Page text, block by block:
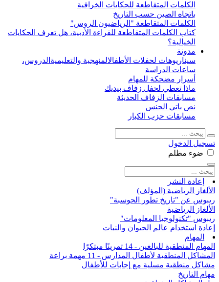
الكلمات المتقاطعة للحكايات الخرافية
باتجاه الصين حسب التاريخ
الكلمات المتقاطعة "الرياضيون الروس"
كتاب الكلمات المتقاطعة للقراءة الأدبية، هل تعرف الحكايات
الخيالية؟
مدونة
سيناريوهات لحفلات الأطفالالمنهجية والتعليمية الدروس،
ساعات الدراسة
أسرار مضحكة للمهام
ماذا تعطي لحفل زفاف بيديك
مسابقات الزفاف الحديثة
نص باتي الجنس
مسابقات حزب الكبار
تسجيل الدخول
ضوء مظلم
إعادة النشر
الألغاز الرياضية (المؤلف)
ريبوس عن "تاريخ تطور الحوسبة"
الألغاز الرياضية
ريبوس "تكنولوجيا المعلومات"
إعادة استخدام عالم الحيوان والنبات
المهام
المهام المنطقية للبالغين - 14 تمرينًا مبتكرًا
المشاكل المنطقية لأطفال المدارس - 11 مهمة براعة
مشاكل منطقية مسلية مع إجابات للأطفال
مهام التاريخ